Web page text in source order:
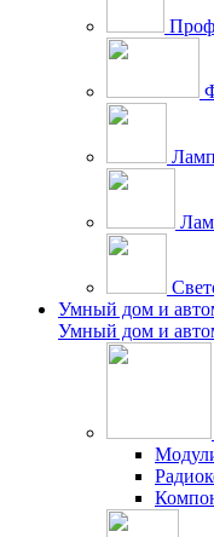
Умный дом и
Умный дом и